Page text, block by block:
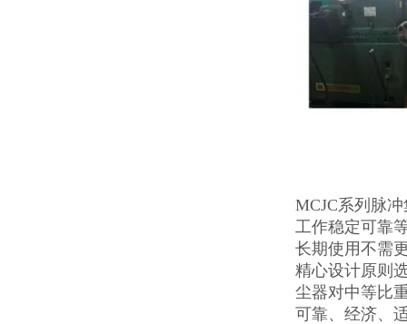
MCJC系列脉
工作稳定可靠
长期使用不需
精心设计原则
尘器对中等比
可靠、经济、